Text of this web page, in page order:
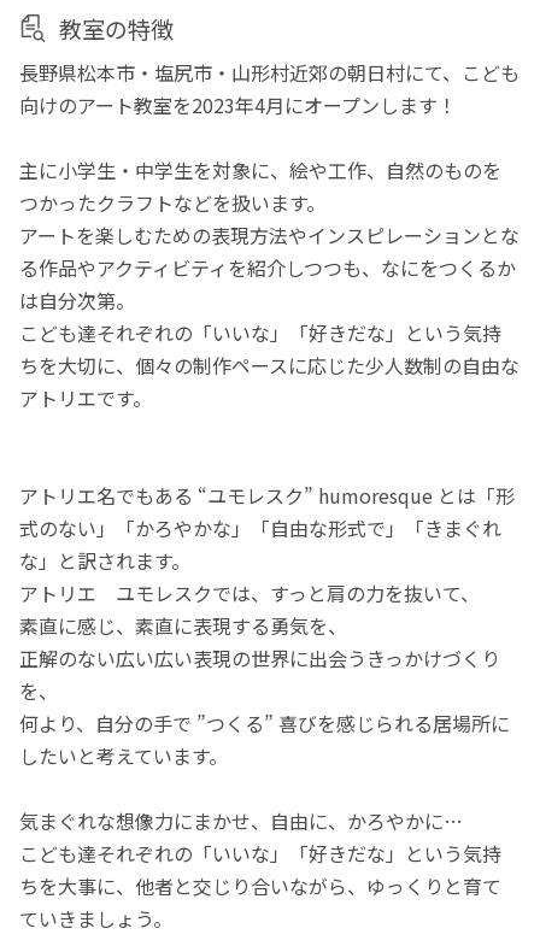
教室の特徴
長野県松本市・塩尻市・山形村近郊の朝日村にて、こども
向けのアート教室を2023年4月にオープンします！
主に小学生・中学生を対象に、絵や工作、自然のものを
つかったクラフトなどを扱います。
アートを楽しむための表現方法やインスピレーションとな
る作品やアクティビティを紹介しつつも、なにをつくるか
は自分次第。
こども達それぞれの「いいな」「好きだな」という気持
ちを大切に、個々の制作ペースに応じた少人数制の自由な
アトリエです。
アトリエ名でもある “ユモレスク” humoresque とは「形
式のない」「かろやかな」「自由な形式で」「きまぐれ
な」と訳されます。
アトリエ ユモレスクでは、すっと肩の力を抜いて、
素直に感じ、素直に表現する勇気を、
正解のない広い広い表現の世界に出会うきっかけづくり
を、
何より、自分の手で ”つくる” 喜びを感じられる居場所に
したいと考えています。
気まぐれな想像力にまかせ、自由に、かろやかに…
こども達それぞれの「いいな」「好きだな」という気持
ちを大事に、他者と交じり合いながら、ゆっくりと育て
ていきましょう。